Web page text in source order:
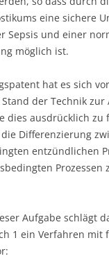
eine sichere
Sepsis und einer
möglich ist.
hat es sich
der Technik zur
dies ausdrücklich zu
Differenzierung
entzündlichen
Prozessen
Aufgabe schlägt
1 ein Verfahren mit